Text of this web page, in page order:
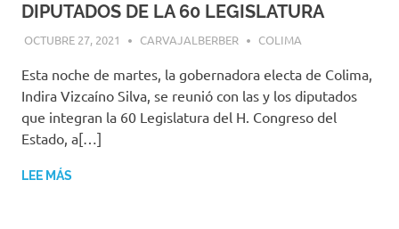
DIPUTADOS DE LA 60 LEGISLATURA
OCTUBRE 27, 2021 CARVAJALBERBER COLIMA
Esta noche de martes, la gobernadora electa de Colima,
Indira Vizcaíno Silva, se reunió con las y los diputados
que integran la 60 Legislatura del H. Congreso del
Estado, a[…]
LEE MÁS